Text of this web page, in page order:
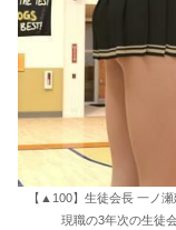
【▲100】生徒会長 一ノ
現職の3年次の生徒